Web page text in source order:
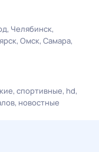
Челябинск
Омск Самара
спортивные hd
новостные